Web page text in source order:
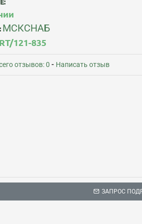
МСКСНАБ
121-835
отзывов: 0 - Написать отзыв
ЗАПРОС